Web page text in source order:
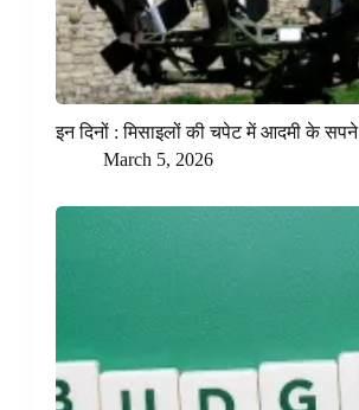
इन दिनों : मिसाइलों की चपेट में आदमी के सपने
March 5, 2026